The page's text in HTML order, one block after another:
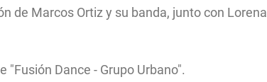
de Marcos Ortiz y su banda, junto con Lorena
"Fusión Dance - Grupo Urbano".